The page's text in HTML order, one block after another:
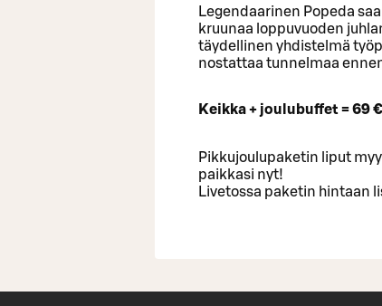
Legendaarinen Popeda
kruunaa loppuvuoden
täydellinen yhdistelmä
nostattaa tunnelmaa
Keikka + joulubuffet = 69
Pikkujoulupaketin liput
paikkasi nyt!
Livetossa paketin hintaan